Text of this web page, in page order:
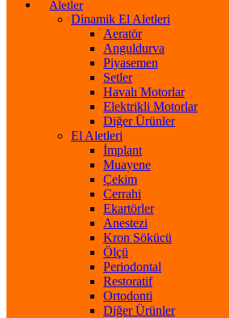
Aletler
Dinamik El Aletleri
Aeratör
Anguldurva
Piyasemen
Setler
Havalı Motorlar
Elektrikli Motorlar
Diğer Ürünler
El Aletleri
İmplant
Muayene
Çekim
Cerrahi
Ekartörler
Anestezi
Kron Sökücü
Ölçü
Periodontal
Restoratif
Ortodonti
Diğer Ürünler